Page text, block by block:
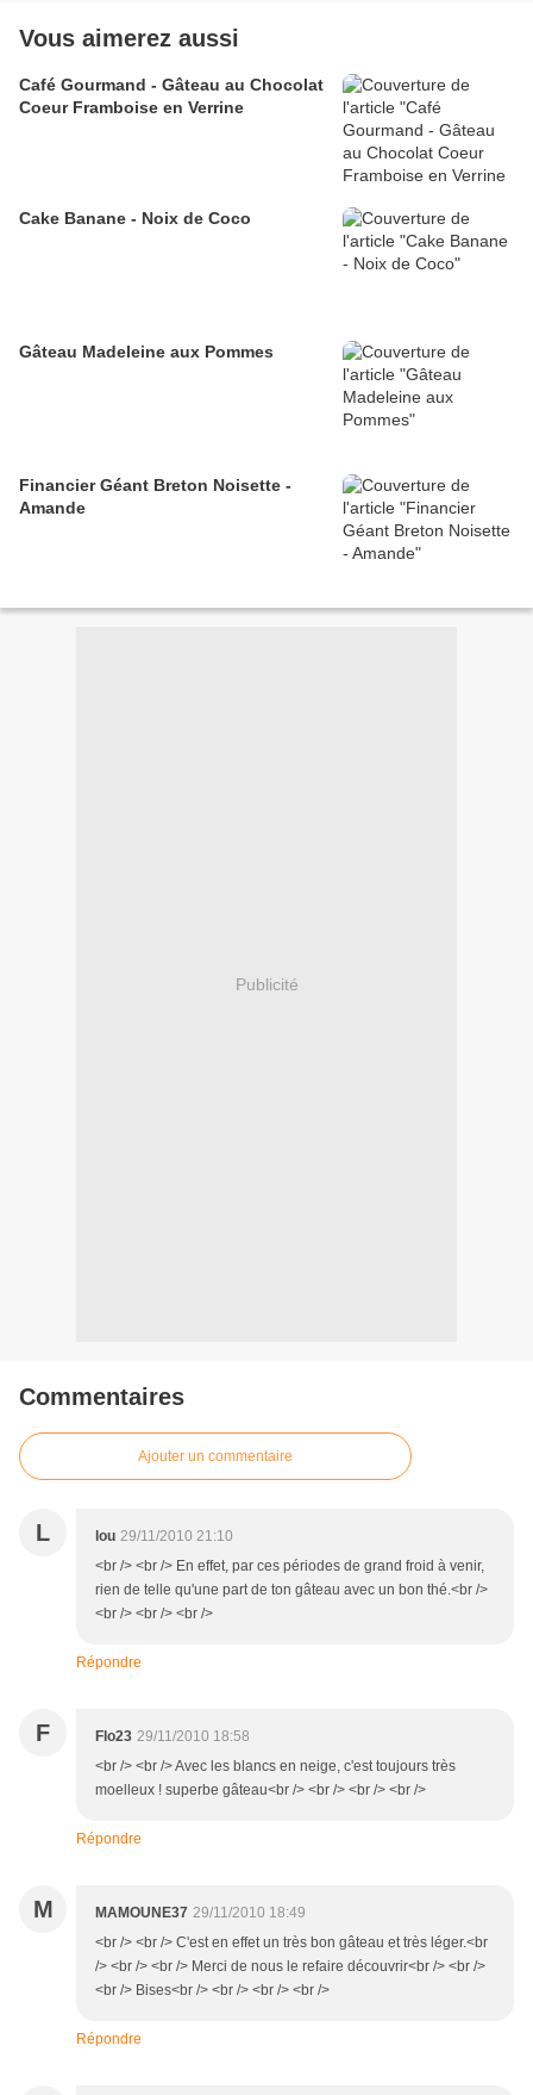
Vous aimerez aussi
Café Gourmand - Gâteau au Chocolat
Coeur Framboise en Verrine
Cake Banane - Noix de Coco
Gâteau Madeleine aux Pommes
Financier Géant Breton Noisette -
Amande
Publicité
Commentaires
Ajouter un commentaire
L lou 29/11/2010 21:10
<br /> <br /> En effet, par ces périodes de grand froid à venir,
rien de telle qu'une part de ton gâteau avec un bon thé.<br />
<br /> <br /> <br />
Répondre
F Flo23 29/11/2010 18:58
<br /> <br /> Avec les blancs en neige, c'est toujours très
moelleux ! superbe gâteau<br /> <br /> <br /> <br />
Répondre
M MAMOUNE37 29/11/2010 18:49
<br /> <br /> C'est en effet un très bon gâteau et très léger.<br
/> <br /> <br /> Merci de nous le refaire découvrir<br /> <br />
<br /> Bises<br /> <br /> <br /> <br />
Répondre